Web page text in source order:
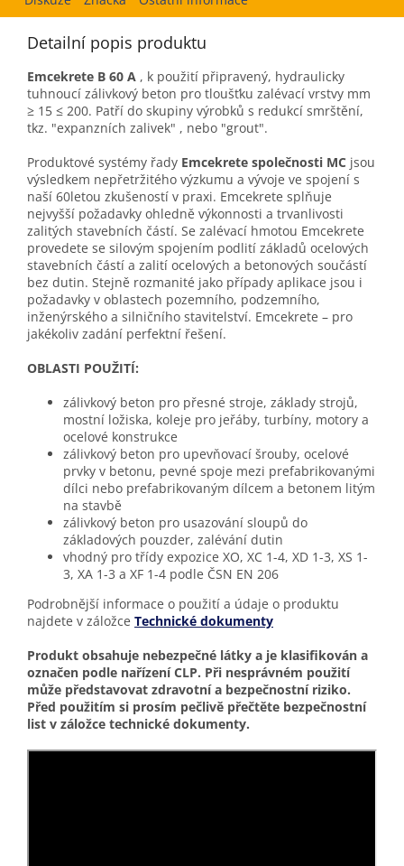
Detailní popis produktu
Emcekrete B 60 A , k použití připravený, hydraulicky
tuhnoucí zálivkový beton pro tloušťku zalévací vrstvy mm
≥ 15 ≤ 200. Patří do skupiny výrobků s redukcí smrštění,
tkz. "expanzních zalivek" , nebo "grout".
Produktové systémy řady Emcekrete společnosti MC jsou
výsledkem nepřetržitého výzkumu a vývoje ve spojení s
naší 60letou zkušeností v praxi. Emcekrete splňuje
nejvyšší požadavky ohledně výkonnosti a trvanlivosti
zalitých stavebních částí. Se zalévací hmotou Emcekrete
provedete se silovým spojením podlití základů ocelových
stavebních částí a zalití ocelových a betonových součástí
bez dutin. Stejně rozmanité jako případy aplikace jsou i
požadavky v oblastech pozemního, podzemního,
inženýrského a silničního stavitelství. Emcekrete – pro
jakékoliv zadání perfektní řešení.
OBLASTI POUŽITÍ:
zálivkový beton pro přesné stroje, základy strojů,
mostní ložiska, koleje pro jeřáby, turbíny, motory a
ocelové konstrukce
zálivkový beton pro upevňovací šrouby, ocelové
prvky v betonu, pevné spoje mezi prefabrikovanými
dílci nebo prefabrikovaným dílcem a betonem litým
na stavbě
zálivkový beton pro usazování sloupů do
základových pouzder, zalévání dutin
vhodný pro třídy expozice XO, XC 1-4, XD 1-3, XS 1-
3, XA 1-3 a XF 1-4 podle ČSN EN 206
Podrobnější informace o použití a údaje o produktu
najdete v záložce Technické dokumenty
Produkt obsahuje nebezpečné látky a je klasifikován a
označen podle nařízení CLP. Při nesprávném použití
může představovat zdravotní a bezpečnostní riziko.
Před použitím si prosím pečlivě přečtěte bezpečnostní
list v záložce technické dokumenty.